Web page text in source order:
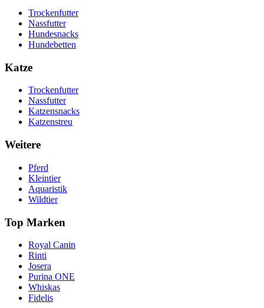
Trockenfutter
Nassfutter
Hundesnacks
Hundebetten
Katze
Trockenfutter
Nassfutter
Katzensnacks
Katzenstreu
Weitere
Pferd
Kleintier
Aquaristik
Wildtier
Top Marken
Royal Canin
Rinti
Josera
Purina ONE
Whiskas
Fidelis